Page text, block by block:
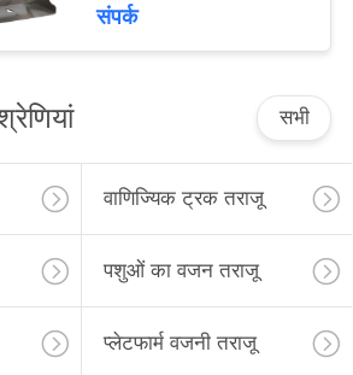
संपर्क
सभी
वाणिज्यिक ट्रक तराजू
पशुओं का वजन तराजू
प्लेटफार्म वजनी तराजू